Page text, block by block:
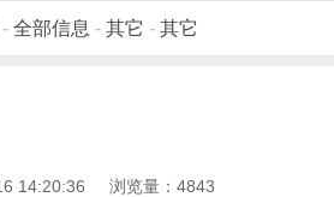
- 全部信息 - 其它 - 其它
14:20:36 浏览量：4843